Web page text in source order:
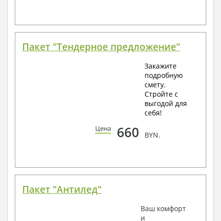
Пакет "Тендерное предложение"
Закажите
подробную
смету.
Стройте с
выгодой для
себя!
Цена 660 BYN.
Пакет "Антилед"
Ваш комфорт
и